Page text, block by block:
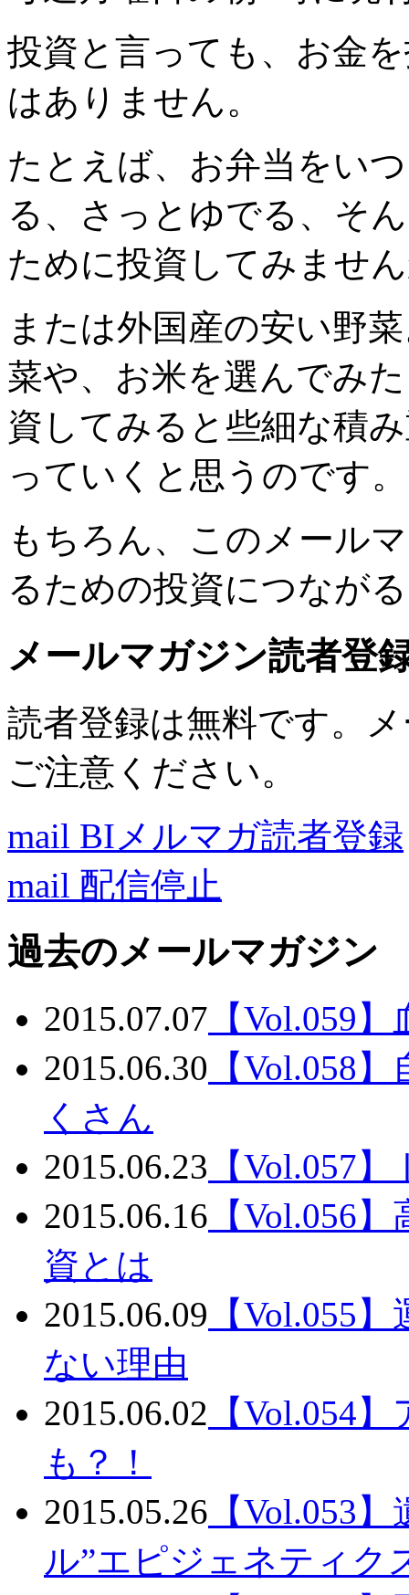
投資と言っても、お金
はありません。
たとえば、お弁当をい
る、さっとゆでる、そ
ために投資してみませ
または外国産の安い野
菜や、お米を選んでみ
資してみると些細な積
っていくと思うのです。
もちろん、このメール
るための投資につなが
メールマガジン読者登
読者登録は無料です。
ご注意ください。
mail BIメルマガ読者登録
mail 配信停止
過去のメールマガジン
2015.07.07 【Vol.059
2015.06.30 【Vol.058
くさん
2015.06.23 【Vol.057
2015.06.16 【Vol.056
資とは
2015.06.09 【Vol.055
ない理由
2015.06.02 【Vol.054
も？！
2015.05.26 【Vol.053
ル”エピジェネティク